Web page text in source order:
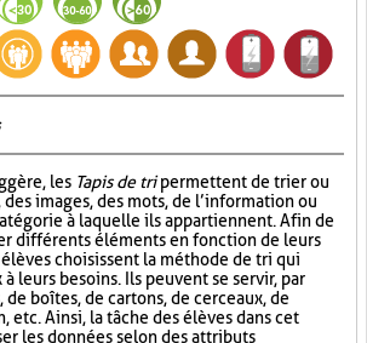
les Tapis de tripermettent de trier ou
des images, des mots, de l’information ou
à laquelle ils appartiennent. Afin de
différents éléments en fonction de leurs
choisissent la méthode de tri qui
leurs besoins. Ils peuvent se servir, par
boîtes, de cartons, de cerceaux, de
etc. Ainsi, la tâche des élèves dans cet
les données selon des attributs